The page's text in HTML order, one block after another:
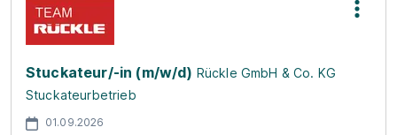
Stuckateur/-in (m/w/d) Rückle GmbH & Co. KG
Stuckateurbetrieb
01.09.2026